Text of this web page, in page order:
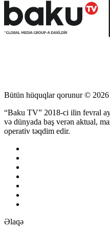
Bütün hüquqlar qorunur © 2026
“Baku TV” 2018-ci ilin fevral
və dünyada baş verən aktual,
operativ təqdim edir.
Əlaqə